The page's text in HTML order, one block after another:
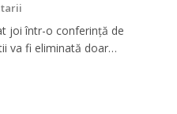
joi într-o conferință de
va fi eliminată doar…